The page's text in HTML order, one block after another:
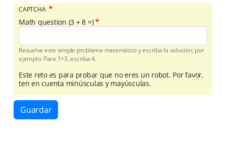
CAPTCHA
Math question (3 + 8 =)
Resuelva este simple problema matemático y escriba la solución; por
ejemplo: Para 1+3, escriba 4.
Este reto es para probar que no eres un robot. Por favor,
ten en cuenta minúsculas y mayúsculas.
Guardar